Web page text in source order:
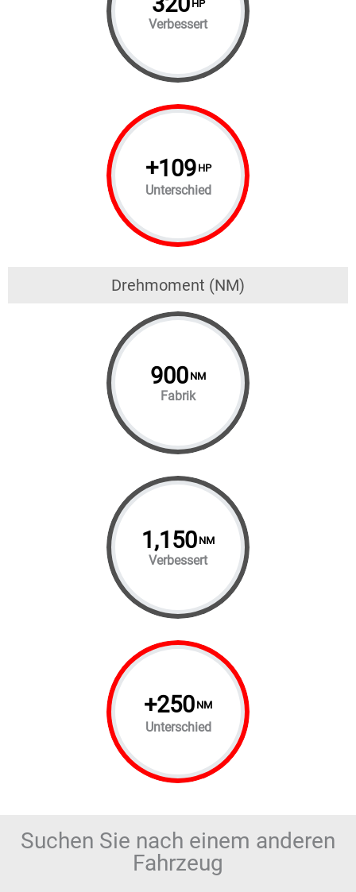
HP
Verbessert
+109 HP
Unterschied
Drehmoment (NM)
900 NM
Fabrik
1,150 NM
Verbessert
+250 NM
Unterschied
Suchen Sie nach einem anderen
Fahrzeug